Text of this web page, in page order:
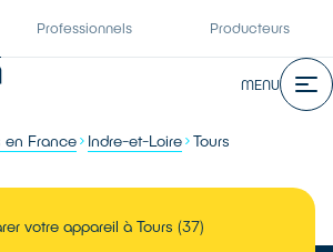
Professionnels Producteurs
MENU
en France Indre-et-Loire Tours
votre appareil à Tours (37)